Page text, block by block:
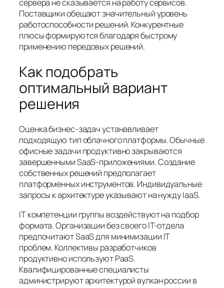
сервера не сказывается на работу сервисов.
Поставщики обещают значительный уровень
работоспособности решений. Конкурентные
плюсы формируются благодаря быстрому
применению передовых решений.
Как подобрать
оптимальный вариант
решения
Оценка бизнес-задач устанавливает
подходящую тип облачного платформы. Обычные
офисные задачи продуктивно закрываются
завершенными SaaS-приложениями. Создание
собственных решений предполагает
платформенных инструментов. Индивидуальные
запросы к архитектуре указывают на нужду IaaS.
IT компетенции группы воздействуют на подбор
формата. Организации без своего IT-отдела
предпочитают SaaS для минимизации IT
проблем. Коллективы разработчиков
продуктивно используют PaaS.
Квалифицированные специалисты
администрируют архитектурой вулкан россии в